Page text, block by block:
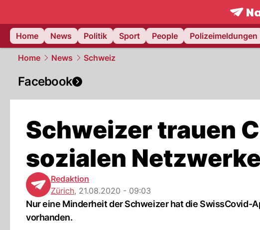
Home
News Politik Sport People Polizeimeldungen
Home News Schweiz
Facebook
Schweizer trauen
sozialen
Redaktion
Zürich, 21.08.2020 - 09:03
Nur eine Minderheit der Schweizer hat die
vorhanden.